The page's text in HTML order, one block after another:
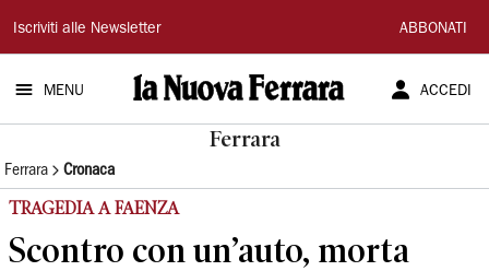
La
Nuova
Ferrara
Iscriviti alle Newsletter ABBONATI
MENU ACCEDI
Ferrara
Ferrara Cronaca
TRAGEDIA A FAENZA
Scontro con un’auto, morta